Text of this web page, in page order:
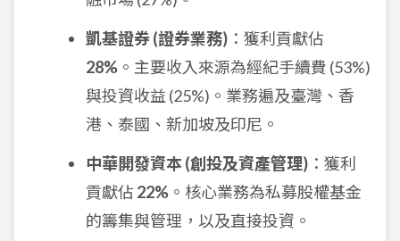
凱基證券 (證券業務) ：獲利貢獻佔
28% 。主要收入來源為經紀手續費 (53%)
與投資收益 (25%)。業務遍及臺灣、香
港、泰國、新加坡及印尼。
中華開發資本 (創投及資產管理) ：獲利
貢獻佔 22% 。核心業務為私募股權基金
的籌集與管理，以及直接投資。